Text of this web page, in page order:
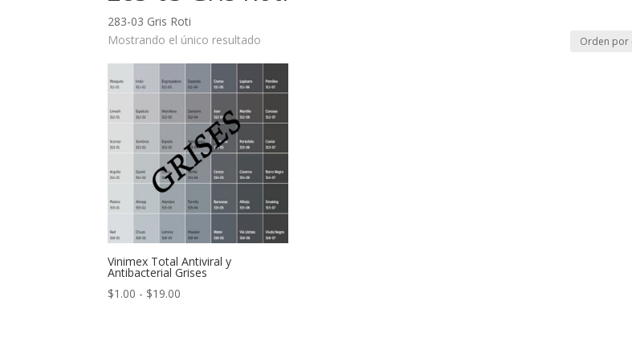
283-03 Gris Roti
Mostrando el único resultado
Vinimex Total Antiviral y
Antibacterial Grises
$1.00 - $19.00